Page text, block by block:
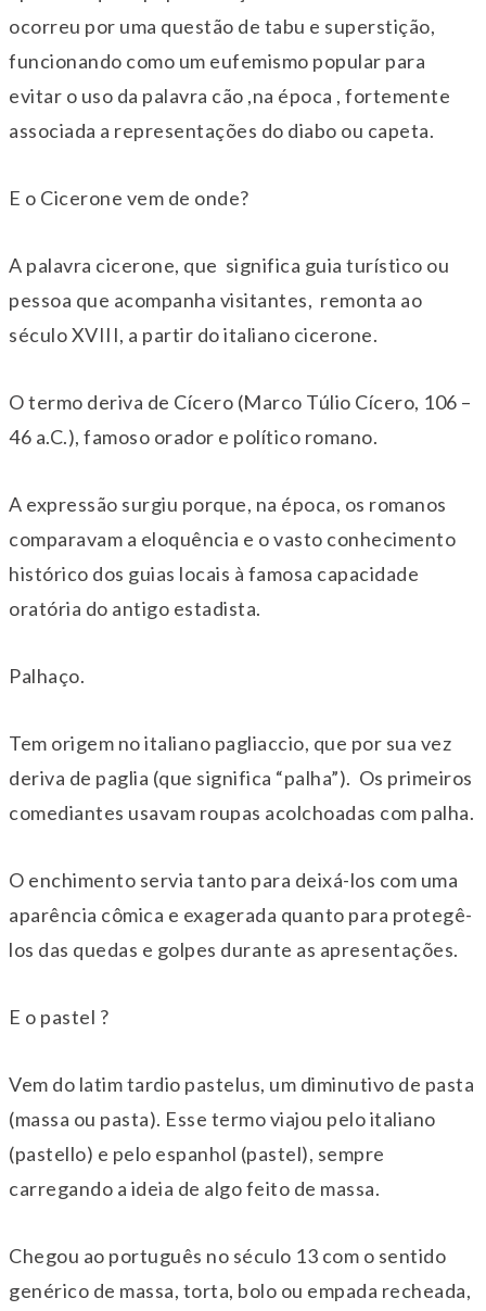
ocorreu por uma questão de tabu e superstição,
funcionando como um eufemismo popular para
evitar o uso da palavra cão ,na época , fortemente
associada a representações do diabo ou capeta.
E o Cicerone vem de onde?
A palavra cicerone, que significa guia turístico ou
pessoa que acompanha visitantes, remonta ao
século XVIII, a partir do italiano cicerone.
O termo deriva de Cícero (Marco Túlio Cícero, 106 –
46 a.C.), famoso orador e político romano.
A expressão surgiu porque, na época, os romanos
comparavam a eloquência e o vasto conhecimento
histórico dos guias locais à famosa capacidade
oratória do antigo estadista.
Palhaço.
Tem origem no italiano pagliaccio, que por sua vez
deriva de paglia (que significa “palha”). Os primeiros
comediantes usavam roupas acolchoadas com palha.
O enchimento servia tanto para deixá-los com uma
aparência cômica e exagerada quanto para protegê-
los das quedas e golpes durante as apresentações.
E o pastel ?
Vem do latim tardio pastelus, um diminutivo de pasta
(massa ou pasta). Esse termo viajou pelo italiano
(pastello) e pelo espanhol (pastel), sempre
carregando a ideia de algo feito de massa.
Chegou ao português no século 13 com o sentido
genérico de massa, torta, bolo ou empada recheada,